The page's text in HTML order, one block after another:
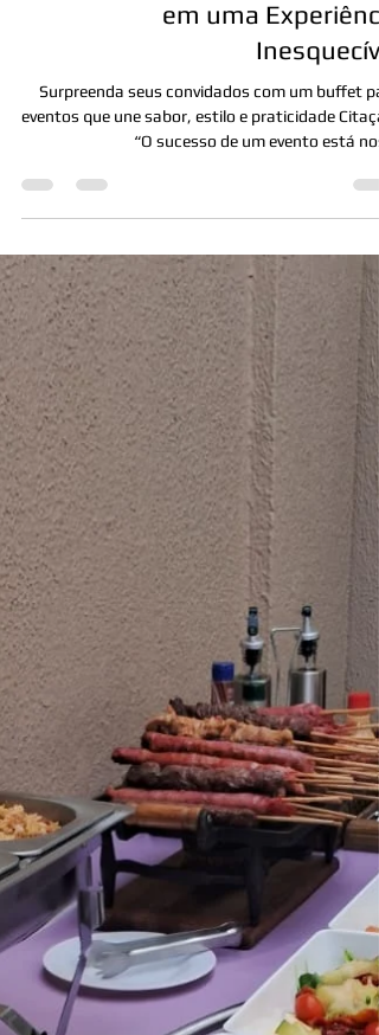
Transforme Qualquer
em uma
Surpreenda seus convidados com um buffet
“O sucesso de um evento está